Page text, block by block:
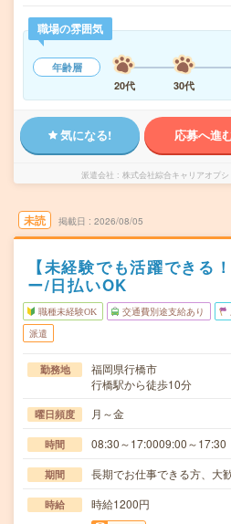
職場の雰囲気
年齢層
20代
30代
気になる! 応募へ進
派遣会社 株式会社綜合キャリアオプ
未読 掲載日 2026/08/05
【未経験でも活躍できる
ー/日払いOK
職種未経験OK 交通費別途支給あり
派遣
勤務地
福岡県行橋市
行橋駅から徒歩10分
曜日頻度 月～金
時間 08:30～17:0009:00～17:30
期間 長期でお仕事できる方、大
時給 時給1200円